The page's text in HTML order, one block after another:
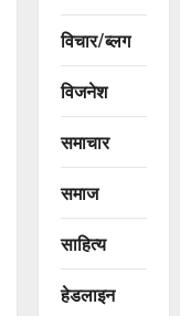
विचार/ब्लग
विजनेश
समाचार
समाज
साहित्य
हेडलाइन